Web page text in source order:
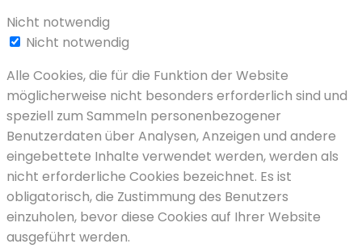
Nicht notwendig
Nicht notwendig
Alle Cookies, die für die Funktion der Website
möglicherweise nicht besonders erforderlich sind und
speziell zum Sammeln personenbezogener
Benutzerdaten über Analysen, Anzeigen und andere
eingebettete Inhalte verwendet werden, werden als
nicht erforderliche Cookies bezeichnet. Es ist
obligatorisch, die Zustimmung des Benutzers
einzuholen, bevor diese Cookies auf Ihrer Website
ausgeführt werden.